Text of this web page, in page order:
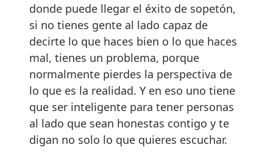
donde puede llegar el éxito de sopetón,
si no tienes gente al lado capaz de
decirte lo que haces bien o lo que haces
mal, tienes un problema, porque
normalmente pierdes la perspectiva de
lo que es la realidad. Y en eso uno tiene
que ser inteligente para tener personas
al lado que sean honestas contigo y te
digan no solo lo que quieres escuchar.